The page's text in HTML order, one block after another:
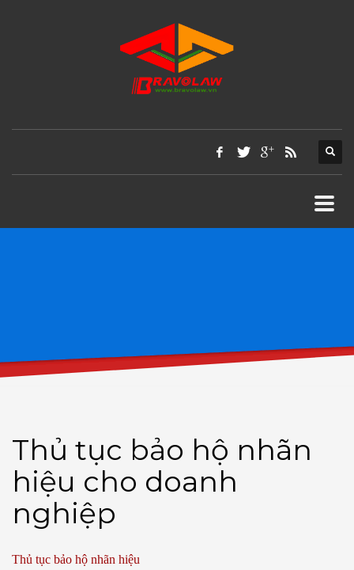
Thủ tục bảo hộ nhãn
hiệu cho doanh
nghiệp
Thủ tục bảo hộ nhãn hiệu